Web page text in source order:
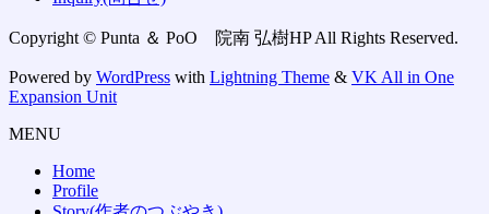
Copyright © Punta ＆ PoO 院南 弘樹HP All Rights Reserved.
Powered by WordPress with Lightning Theme & VK All in One
Expansion Unit
MENU
Home
Profile